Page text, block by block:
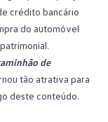
crédito bancário
do automóvel
de
tão atrativa para
deste conteúdo.